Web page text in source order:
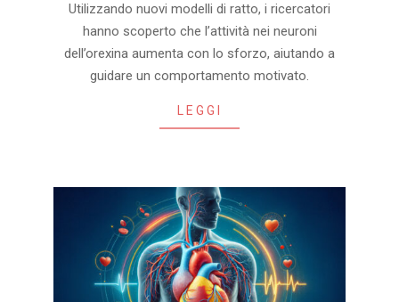
08-Utilizzando nuovi modelli di ratto, i ricercatori
hanno scoperto che l’attività nei neuroni
dell’orexina aumenta con lo sforzo, aiutando a
guidare un comportamento motivato.
LEGGI